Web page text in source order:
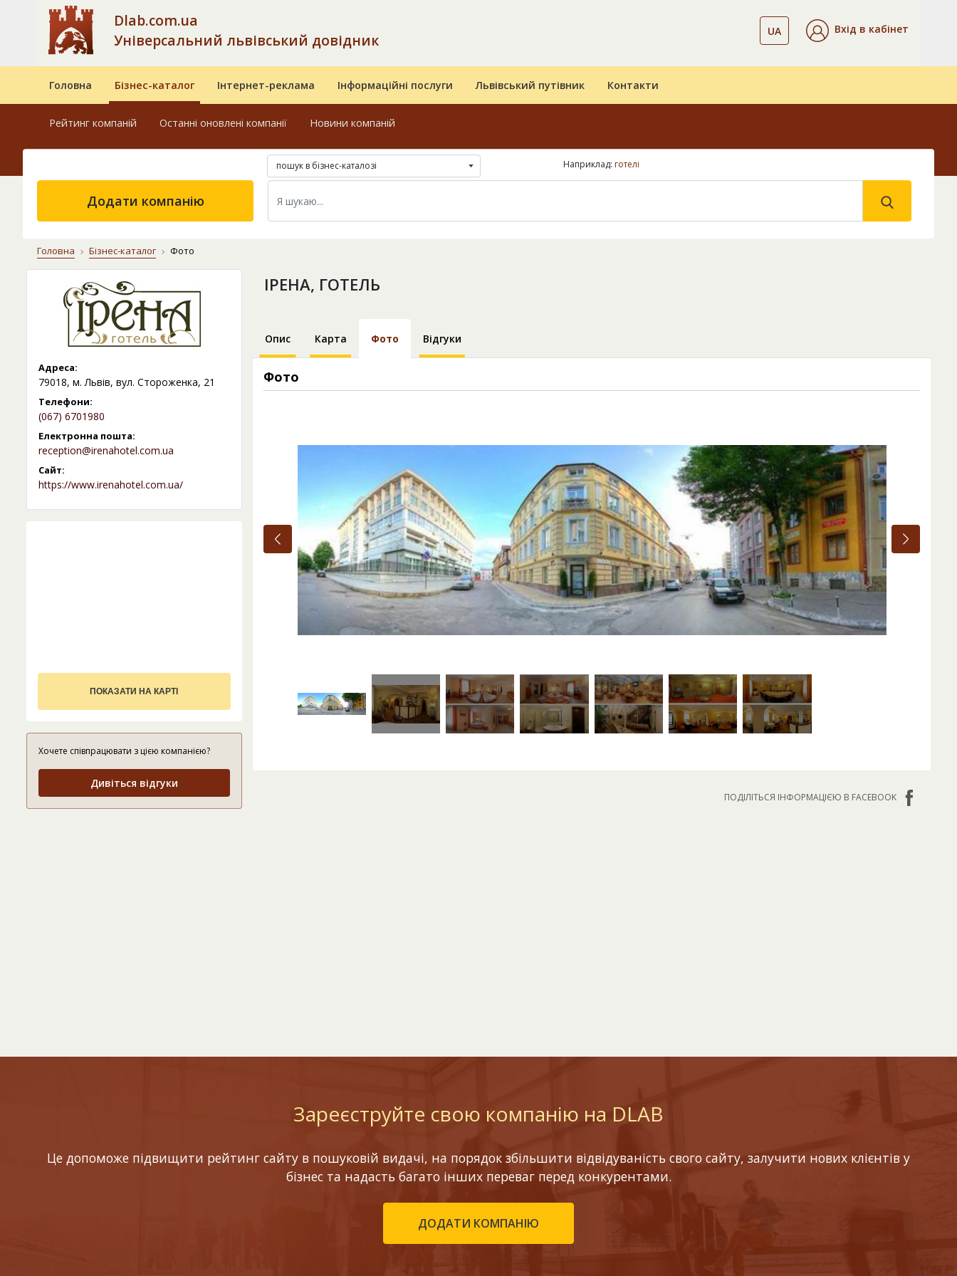
Dlab.com.ua
Універсальний львівський довідник
UA Вхід в кабінет
Головна Бізнес-каталог Інтернет-реклама Інформаційні послуги Львівський путівник Контакти
Рейтинг компаній Останні оновлені компанії Новини компаній
пошук в бізнес-каталозі Наприклад: готелі
Додати компанію
Головна Бізнес-каталог Фото
Адреса:
79018, м. Львів, вул. Стороженка, 21
Телефони:
(067) 6701980
Електронна пошта:
reception@irenahotel.com.ua
Сайт:
https://www.irenahotel.com.ua/
ПОКАЗАТИ НА КАРТІ
Хочете співпрацювати з цією компанією?
Дивіться відгуки
ІРЕНА, ГОТЕЛЬ
Опис Карта Фото Відгуки
Фото
ПОДІЛІТЬСЯ ІНФОРМАЦІЄЮ В FACEBOOK
Зареєструйте свою компанію на DLAB
Це допоможе підвищити рейтинг сайту в пошуковій видачі, на порядок збільшити відвідуваність свого сайту, залучити нових клієнтів у
бізнес та надасть багато інших переваг перед конкурентами.
ДОДАТИ КОМПАНІЮ